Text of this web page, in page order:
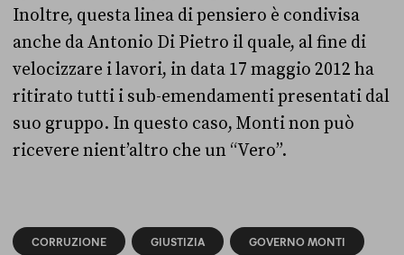
Inoltre, questa linea di pensiero è condivisa
anche da Antonio Di Pietro il quale, al fine di
velocizzare i lavori, in data 17 maggio 2012 ha
ritirato tutti i sub-emendamenti presentati dal
suo gruppo. In questo caso, Monti non può
ricevere nient’altro che un “Vero”.
CORRUZIONE GIUSTIZIA GOVERNO MONTI